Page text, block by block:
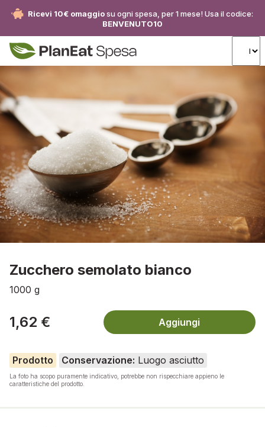
Ricevi 10€ omaggiosu ogni spesa, per 1 mese! Usa il codice:
BENVENUTO10
Zucchero semolato bianco
1000 g
1,62 € Aggiungi
Prodotto Conservazione: Luogo asciutto
La foto ha scopo puramente indicativo, potrebbe non rispecchiare appieno le
caratteristiche del prodotto.